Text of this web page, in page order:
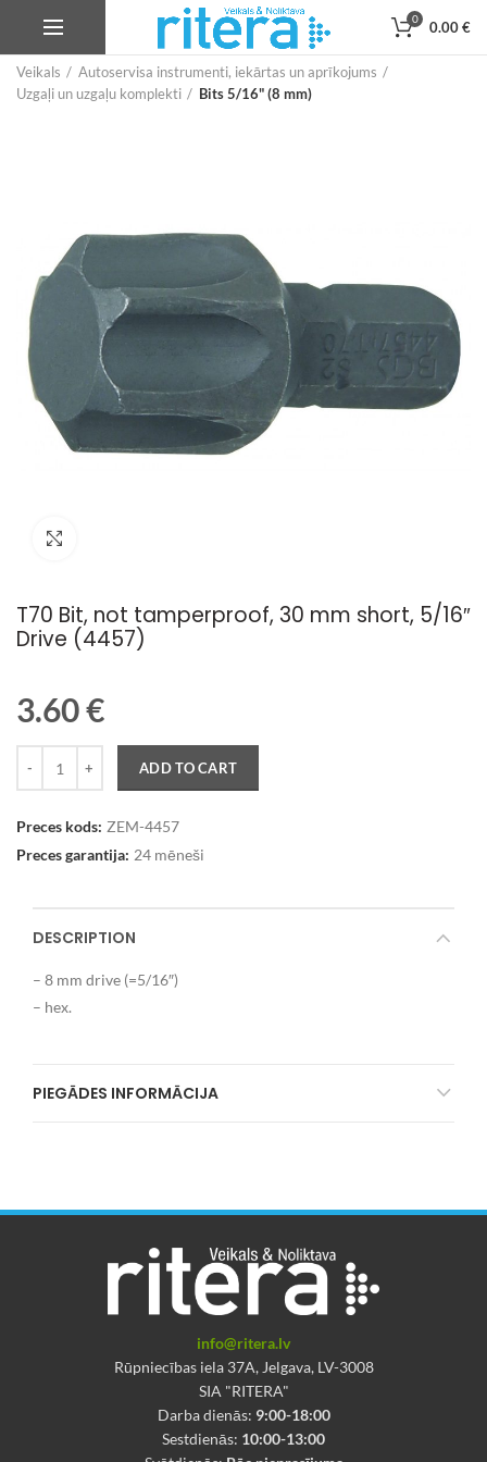
0 0.00€
Veikals
Autoservisa instrumenti, iekārtas un aprīkojums
Uzgaļi un uzgaļu komplekti
Bits 5/16" (8 mm)
T70 Bit, not tamperproof, 30 mm short, 5/16″
Drive (4457)
3.60€
ADD TO CART
Preces kods: ZEM-4457
Preces garantija: 24 mēneši
DESCRIPTION
– 8 mm drive (=5/16″)
– hex.
PIEGĀDES INFORMĀCIJA
info@ritera.lv
Rūpniecības iela 37A, Jelgava, LV-3008
SIA "RITERA"
Darba dienās: 9:00-18:00
Sestdienās: 10:00-13:00